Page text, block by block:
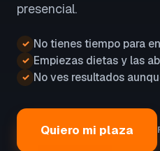
presencial.
✓ No tienes tiempo para
✓ Empiezas dietas y las
✓ No ves resultados
Quiero mi plaza